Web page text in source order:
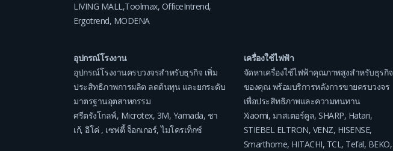
LIVING MALL,Toolmax, OfficeIntrend,
Ergotrend, MODENA
อุปกรณ์โรงงาน
อุปกรณ์โรงงานครบวงจรสำหรับธุรกิจ เพิ่ม
ประสิทธิภาพการผลิต ลดต้นทุน และยกระดับ
มาตรฐานอุตสาหกรรม
ศรีตรังโกลฟ์, Microtex, 3M, Yamada, ชา
เก้, อีโค่, เซฟตี้ จ็อกเกอร์,ไมโครเท็กซ์
เครื่องใช้ไฟฟ้า
จัดหาเครื่องใช้ไฟฟ้าคุณภาพสูงสำหรับธุรกิจ
ของคุณ พร้อมบริการหลังการขายครบวงจร
เพื่อประสิทธิภาพและความทนทาน
Xiaomi, มาสเตอร์คูล, SHARP, Hatari,
STIEBEL ELTRON, VENZ, HISENSE,
Smarthome, HITACHI, TCL, Tefal, BEKO,